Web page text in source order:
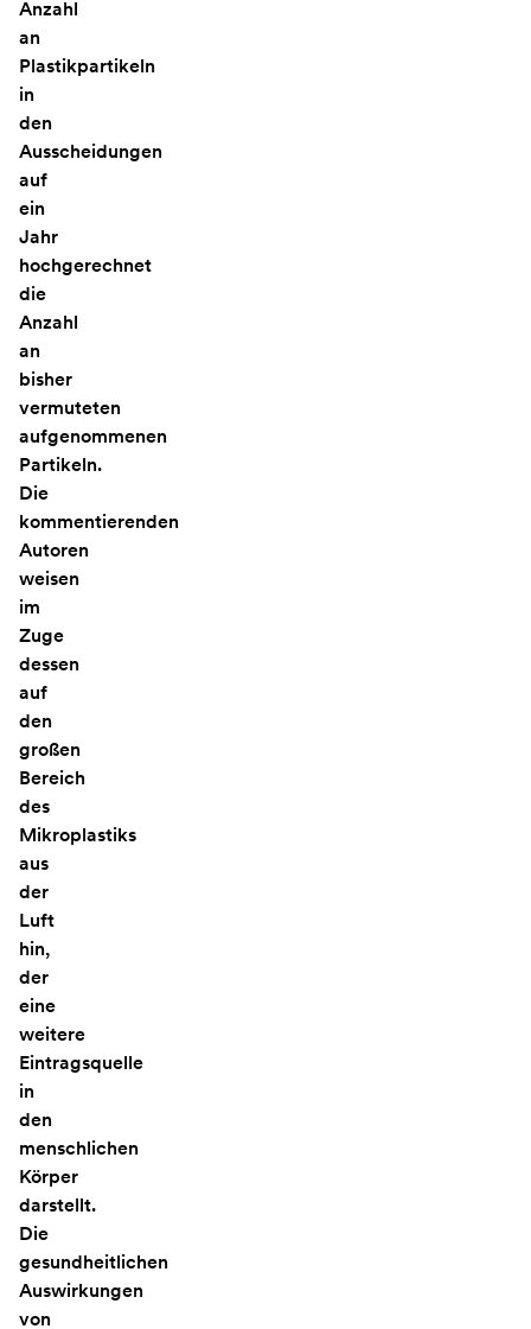
Anzahl
an
Plastikpartikeln
in
den
Ausscheidungen
auf
ein
Jahr
hochgerechnet
die
Anzahl
an
bisher
vermuteten
aufgenommenen
Partikeln.
Die
kommentierenden
Autoren
weisen
im
Zuge
dessen
auf
den
großen
Bereich
des
Mikroplastiks
aus
der
Luft
hin,
der
eine
weitere
Eintragsquelle
in
den
menschlichen
Körper
darstellt.
Die
gesundheitlichen
Auswirkungen
von